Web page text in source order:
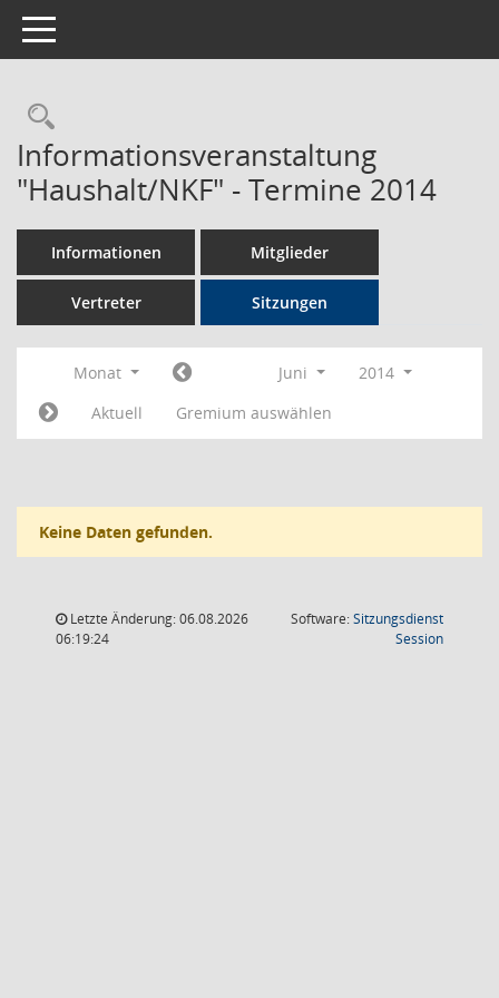
Toggle navigation
Rechercheauswahl
Informationsveranstaltung
"Haushalt/NKF" - Termine 2014
Informationen Mitglieder
Vertreter Sitzungen
Monat Juni
2014
Aktuell
Gremium auswählen
Keine Daten gefunden.
Letzte Änderung: 06.08.2026
06:19:24
Software:Sitzungsdienst
Session(Wird in